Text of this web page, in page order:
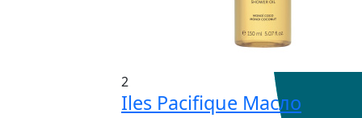
2
Iles Pacifique Масло